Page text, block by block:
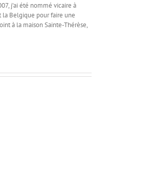
j’ai été nommé vicaire à
la Belgique pour faire une
à la maison Sainte-Thérèse,